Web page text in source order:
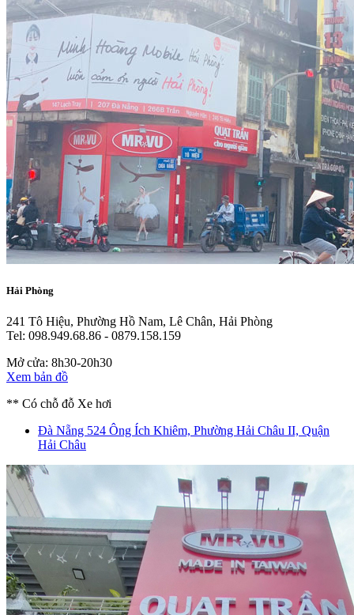
Hải Phòng
241 Tô Hiệu, Phường Hồ Nam, Lê Chân, Hải Phòng
Tel: 098.949.68.86 - 0879.158.159
Mở cửa: 8h30-20h30
Xem bản đồ
** Có chỗ đỗ Xe hơi
Đà Nẵng 524 Ông Ích Khiêm, Phường Hải Châu II, Quận
Hải Châu